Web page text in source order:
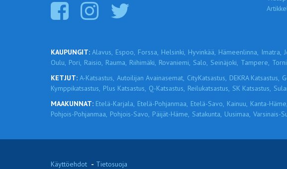
KAUPUNGIT: Alavus, Espoo, Forssa, Helsinki, Hyvinkää, Hämeenlinna, Imatra,
Oulu, Pori, Raisio, Rauma, Riihimäki, Rovaniemi, Salo, Seinäjoki, Tampere,
KETJUT: A-Katsastus, Autoilijan Avainasemat, CityKatsastus, DEKRA Katsastus,
Kymppikatsastus, Plus Katsastus, Q-Katsastus, Reilukatsastus, SK Katsastus,
MAAKUNNAT: Etelä-Karjala, Etelä-Pohjanmaa, Etelä-Savo, Kainuu, Kanta-Häme,
Pohjois-Pohjanmaa, Pohjois-Savo, Päijät-Häme, Satakunta, Uusimaa, Varsinais-
Käyttöehdot - Tietosuoja